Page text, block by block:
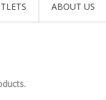
ABOUT US